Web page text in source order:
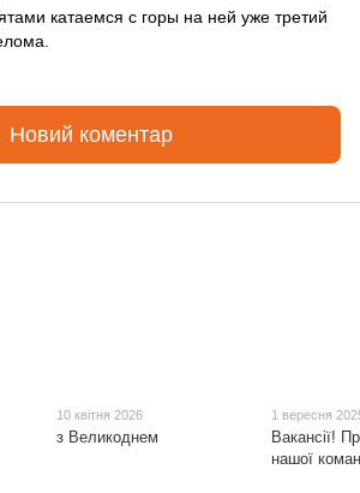
катаемся с горы на ней уже третий
Новий коментар
10 квітня 2026
з Великоднем
1 вересня
Вакансії!
нашої